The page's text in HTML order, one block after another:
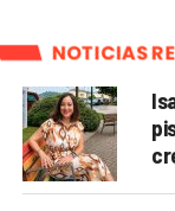
NOTICIAS